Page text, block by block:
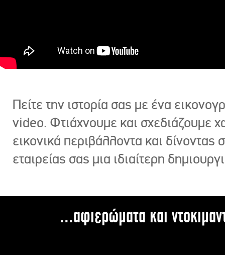
Πείτε την ιστορία σας με ένα
video. Φτιάχνουμε και σχεδιάζουμε
εικονικά περιβάλλοντα και δίνοντας
εταιρείας σας μια ιδιαίτερη
...αφιερώματα και